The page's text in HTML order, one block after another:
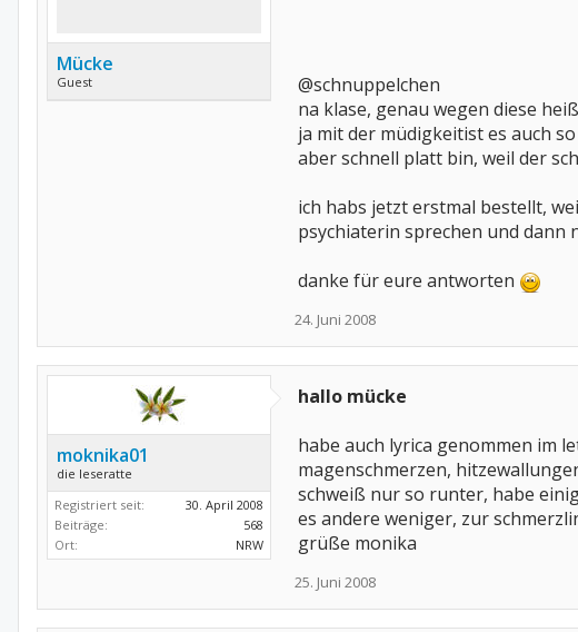
Mücke
Guest
@schnuppelchen
na klase, genau wegen diese
ja mit der müdigkeitist es auch
aber schnell platt bin, weil der
ich habs jetzt erstmal bestellt,
psychiaterin sprechen und dann
danke für eure antworten
24. Juni 2008
moknika01
die leseratte
Registriert seit:
30. April 2008
Beiträge:
568
Ort:
NRW
hallo mücke
habe auch lyrica genommen im
magenschmerzen,
schweiß nur so runter, habe
es andere weniger, zur
grüße monika
25. Juni 2008